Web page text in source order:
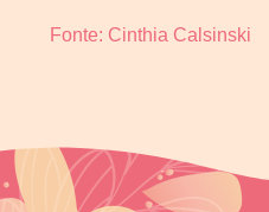
Fonte: Cinthia Calsinski